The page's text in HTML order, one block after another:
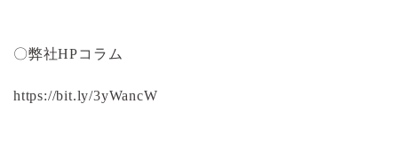
〇弊社HPコラム
https://bit.ly/3yWancW